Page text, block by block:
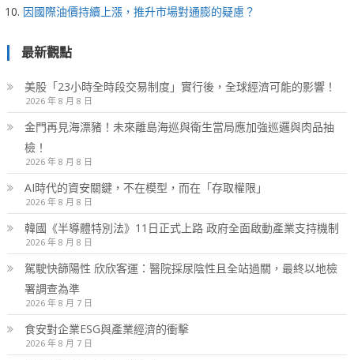
因國際油價持續上漲，推升市場對通膨的疑慮？
最新觀點
美股「23小時全時段交易制度」實行後，全球經濟可能的影響！
2026 年 8 月 8 日
金門再見海漂豬！未來離島海巡與衛生當局應加強巡邏與肉品抽
檢！
2026 年 8 月 8 日
AI時代的資安關鍵，不在模型，而在「存取權限」
2026 年 8 月 8 日
韓國《半導體特別法》11日正式上路 政府全面啟動產業支持機制
2026 年 8 月 8 日
駕駛快篩陽性 欣欣客運：醫院採尿陰性且全站過關，最終以地檢
署調查為準
2026 年 8 月 7 日
食安對企業ESG與產業經濟的衝擊
2026 年 8 月 7 日